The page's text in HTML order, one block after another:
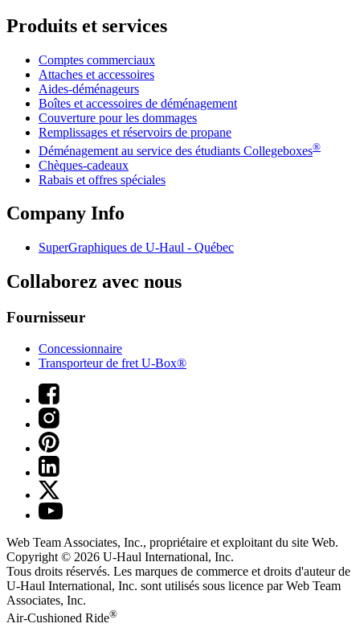
Produits et services
Comptes commerciaux
Attaches et accessoires
Aides-déménageurs
Boîtes et accessoires de déménagement
Couverture pour les dommages
Remplissages et réservoirs de propane
Déménagement au service des étudiants Collegeboxes®
Chèques-cadeaux
Rabais et offres spéciales
Company Info
SuperGraphiques de U-Haul - Québec
Collaborez avec nous
Fournisseur
Concessionnaire
Transporteur de fret U-Box®
Web Team Associates, Inc., propriétaire et exploitant du site Web.
Copyright © 2026 U-Haul International, Inc.
Tous droits réservés. Les marques de commerce et droits d'auteur de
U-Haul International, Inc. sont utilisés sous licence par Web Team
Associates, Inc.
Air-Cushioned Ride®